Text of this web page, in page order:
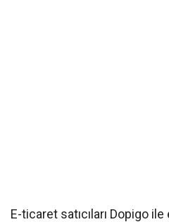
E-ticaret satıcıları Dopigo